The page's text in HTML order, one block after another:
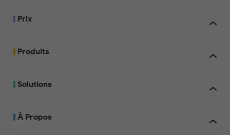
Prix
Produits
Solutions
À Propos